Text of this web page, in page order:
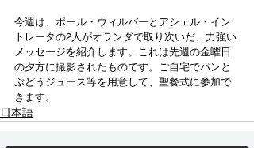
今週は、ポール・ウィルバーとアシェル・イン
トレータの2人がオランダで取り次いだ、力強い
メッセージを紹介します。これは先週の金曜日
の夕方に撮影されたものです。ご自宅でパンと
ぶどうジュース等を用意して、聖餐式に参加で
きます。
日本語